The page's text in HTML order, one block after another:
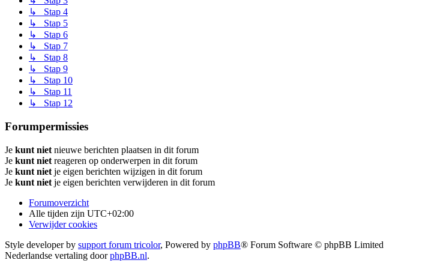
↳ Stap 4
↳ Stap 5
↳ Stap 6
↳ Stap 7
↳ Stap 8
↳ Stap 9
↳ Stap 10
↳ Stap 11
↳ Stap 12
Forumpermissies
Je kunt niet nieuwe berichten plaatsen in dit forum
Je kunt niet reageren op onderwerpen in dit forum
Je kunt niet je eigen berichten wijzigen in dit forum
Je kunt niet je eigen berichten verwijderen in dit forum
Forumoverzicht
Alle tijden zijn UTC+02:00
Verwijder cookies
Style developer by support forum tricolor, Powered by phpBB® Forum Software © phpBB Limited
Nederlandse vertaling doorphpBB.nl.